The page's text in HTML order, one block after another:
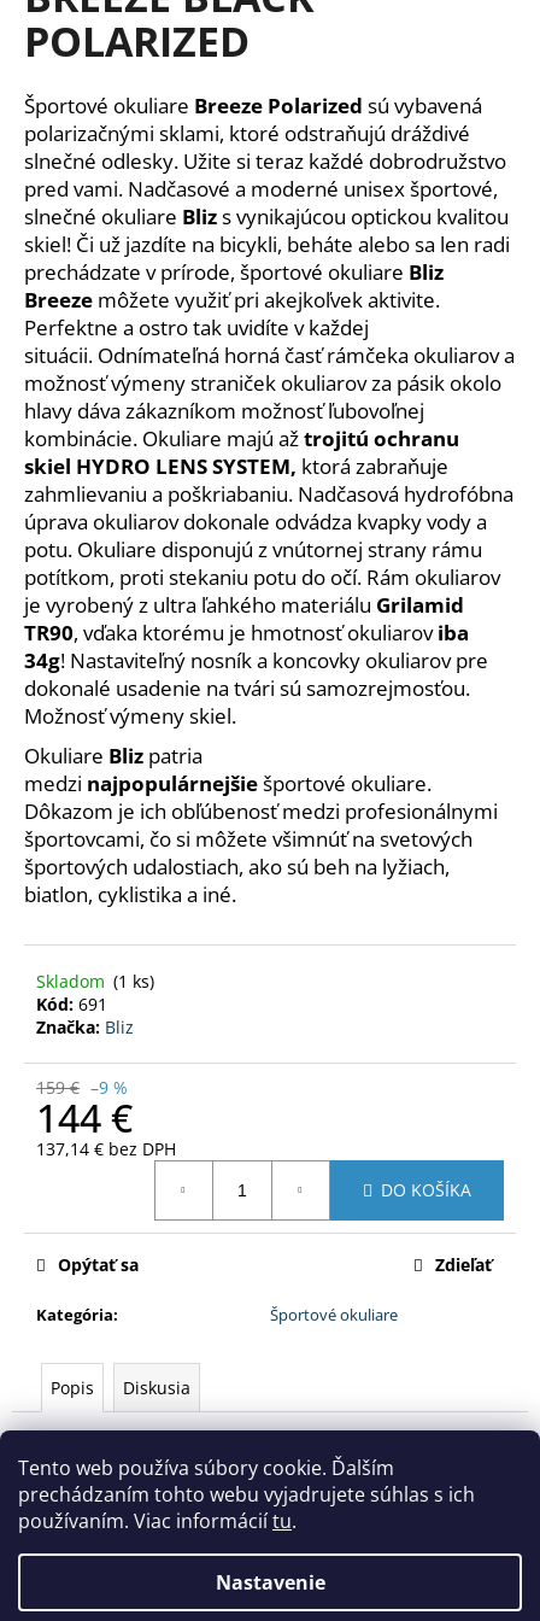
Tento web používa súbory cookie. Ďalším
prechádzaním tohto webu vyjadrujete súhlas s ich
používaním. Viac informáciítu.
Nastavenie
0,0
hviezdičiek.
POLARIZED
Športové okuliare Breeze Polarized sú vybavená
polarizačnými sklami, ktoré odstraňujú dráždivé
slnečné odlesky. Užite si teraz každé dobrodružstvo
pred vami. Nadčasové a moderné unisex športové,
slnečné okuliare Blizs vynikajúcou optickou kvalitou
skiel! Či už jazdíte na bicykli, beháte alebo sa len radi
prechádzate v prírode, športové okuliare Bliz
Breeze môžete využiť pri akejkoľvek aktivite.
Perfektne a ostro tak uvidíte v každej
situácii. Odnímateľná horná časť rámčeka okuliarov a
možnosť výmeny straniček okuliarov za pásik okolo
hlavy dáva zákazníkom možnosť ľubovoľnej
kombinácie. Okuliare majú ažtrojitú ochranu
skiel HYDRO LENS SYSTEM, ktorá zabraňuje
zahmlievaniu a poškriabaniu. Nadčasová hydrofóbna
úprava okuliarov dokonale odvádza kvapky vody a
potu. Okuliare disponujú z vnútornej strany rámu
potítkom, proti stekaniu potu do očí. Rám okuliarov
je vyrobený z ultra ľahkého materiálu Grilamid
TR90, vďaka ktorému je hmotnosť okuliaroviba
34g! Nastaviteľný nosník a koncovky okuliarov pre
dokonalé usadenie na tvári sú samozrejmosťou.
Možnosť výmeny skiel.
Okuliare Bliz patria
medzi najpopulárnejšiešportové okuliare.
Dôkazom je ich obľúbenosť medzi profesionálnymi
športovcami, čo si môžete všimnúť na svetových
športových udalostiach, ako sú beh na lyžiach,
biatlon, cyklistika a iné.
Skladom (1 ks)
Kód: 691
Značka: Bliz
159 € –9 %
144 €
137,14 € bez DPH
DO KOŠÍKA
Kategória: Športové okuliare
Opýtať sa Zdieľať
Popis Diskusia
á
j
s
ť
?
HĽADAŤ
O
d
p
o
r
ú
č
a
m
e
SOLUTION
WMN
135
€
Pôvodne:
150
€